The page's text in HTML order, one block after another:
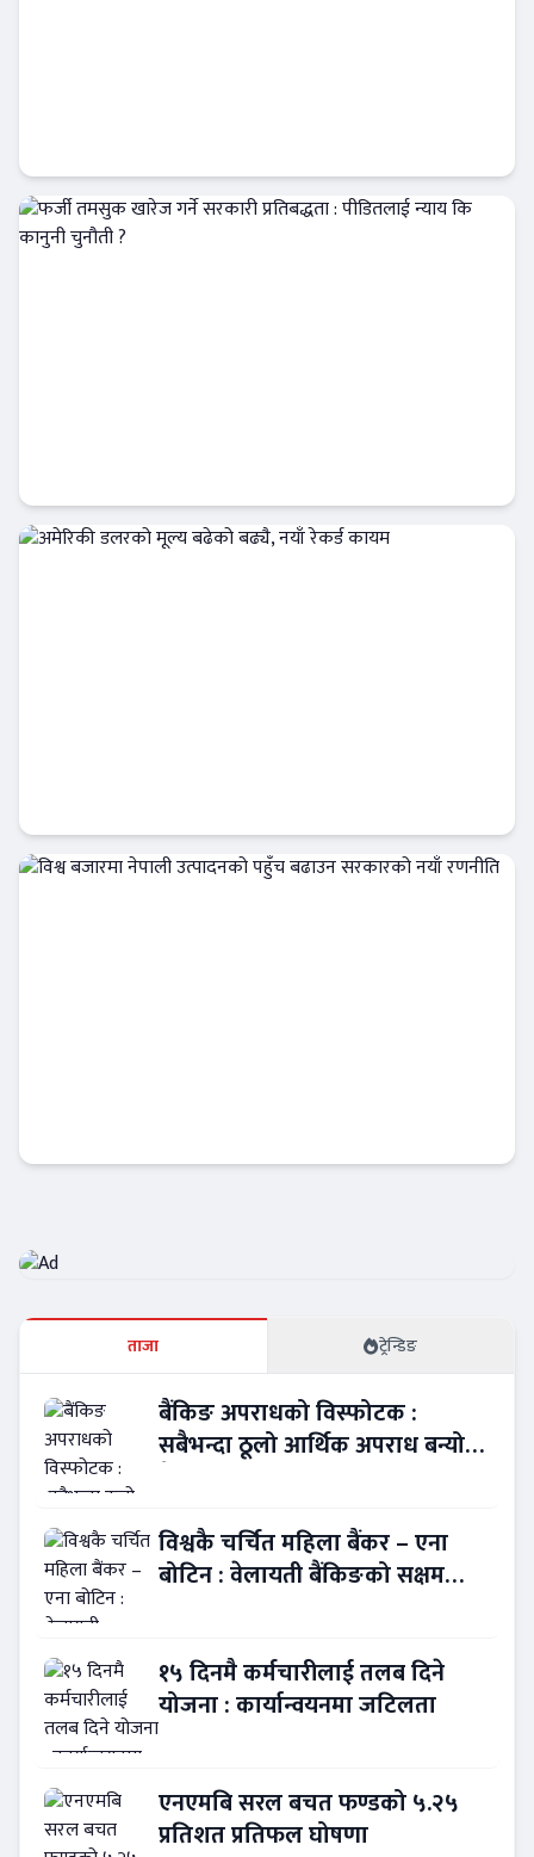
अर्थतन्त्र
Banner News
अर्थतन्त्र
ताजा ट्रेन्डिङ
बैंकिङ अपराधको विस्फोटक :
सबैभन्दा ठूलो आर्थिक अपराध बन्यो
विश्वकै चर्चित महिला बैंकर – एना
बोटिन : वेलायती बैंकिङको सक्षम
१५ दिनमै कर्मचारीलाई तलब दिने
योजना : कार्यान्वयनमा जटिलता
एनएमबि सरल बचत फण्डको ५.२५
प्रतिशत प्रतिफल घोषणा